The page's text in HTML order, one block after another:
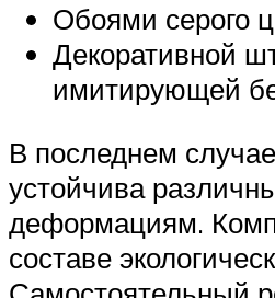
Обоями серого
Декоративной
имитирующей
В последнем
устойчива
деформациям.
составе